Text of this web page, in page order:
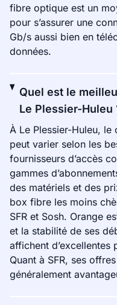
fibre optique est un
pour s’assurer une
Gb/s aussi bien en
données.
Quel est le
Le Plessier-Huleu
À Le Plessier-Huleu, le
peut varier selon les
fournisseurs d’accès
gammes
des matériels et des
box fibre les moins
SFR et Sosh. Orange
et la stabilité de ses
affichent
Quant à SFR, ses
généralement